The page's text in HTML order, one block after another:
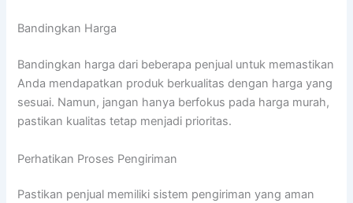
Bandingkan Harga
Bandingkan harga dari beberapa penjual untuk memastikan
Anda mendapatkan produk berkualitas dengan harga yang
sesuai. Namun, jangan hanya berfokus pada harga murah,
pastikan kualitas tetap menjadi prioritas.
Perhatikan Proses Pengiriman
Pastikan penjual memiliki sistem pengiriman yang aman